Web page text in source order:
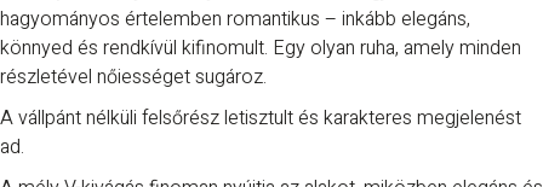
hagyományos értelemben romantikus – inkább elegáns,
könnyed és rendkívül kifinomult. Egy olyan ruha, amely minden
részletével nőiességet sugároz.
A vállpánt nélküli felsőrész letisztult és karakteres megjelenést
ad.